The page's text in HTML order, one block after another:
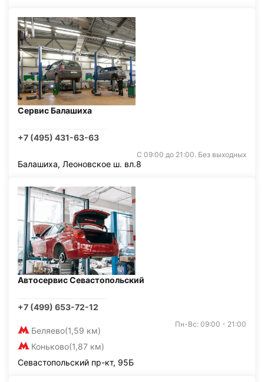
Сервис Балашиха
+7 (495) 431-63-63
С 09:00 до 21:00. Без выходных
Балашиха, Леоновское ш. вл.8
Автосервис Севастопольский
+7 (499) 653-72-12
Беляево(1,59 км)
Коньково(1,87 км)
Пн-Вс: 09:00 - 21:00
Севастопольский пр-кт, 95Б